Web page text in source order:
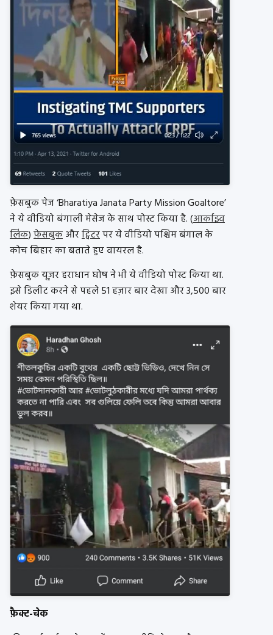
फ़ेसबुक पेज ‘Bharatiya Janata Party Mission Goaltore’
ने ये वीडियो बंगाली मेसेज के साथ पोस्ट किया है. (आर्काइव
लिंक)फ़ेसबुकऔरट्विटरपर ये वीडियो पश्चिम बंगाल के
कोच बिहार का बताते हुए वायरल है.
फ़ेसबुक यूज़र हराधान घोष ने भी ये वीडियो पोस्ट किया था.
इसे डिलीट करने से पहले 51 हज़ार बार देखा और 3,500 बार
शेयर किया गया था.
फ़ैक्ट-चेक